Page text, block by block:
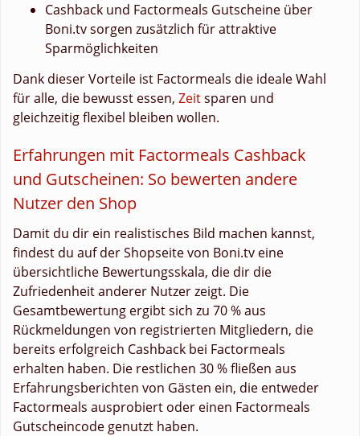
Cashback und Factormeals Gutscheine über
Boni.tv sorgen zusätzlich für attraktive
Sparmöglichkeiten
Dank dieser Vorteile ist Factormeals die ideale Wahl
für alle, die bewusst essen, Zeitsparen und
gleichzeitig flexibel bleiben wollen.
Erfahrungen mit Factormeals Cashback
und Gutscheinen: So bewerten andere
Nutzer den Shop
Damit du dir ein realistisches Bild machen kannst,
findest du auf der Shopseite von Boni.tv eine
übersichtliche Bewertungsskala, die dir die
Zufriedenheit anderer Nutzer zeigt. Die
Gesamtbewertung ergibt sich zu 70 % aus
Rückmeldungen von registrierten Mitgliedern, die
bereits erfolgreich Cashback bei Factormeals
erhalten haben. Die restlichen 30 % fließen aus
Erfahrungsberichten von Gästen ein, die entweder
Factormeals ausprobiert oder einen Factormeals
Gutscheincode genutzt haben.